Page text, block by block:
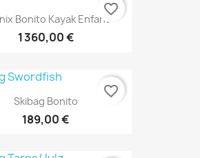
Bonito Kayak Enfant
1 360,00 €
favorite_border
Skibag Bonito
189,00 €
favorite_border